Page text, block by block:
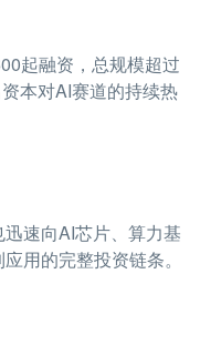
起融资，总规模超过
本对AI赛道的持续热
速向AI芯片、算力基
用的完整投资链条。